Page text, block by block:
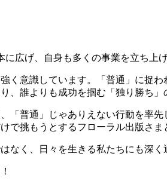
広げ、自身も多くの事業を立ち上
く意識しています。「普通」に捉
、誰よりも成功を掴む「独り勝ち」
「普通」じゃありえない行動を率先
で挑もうとするフローラル出版さ
なく、日々を生きる私たちにも深